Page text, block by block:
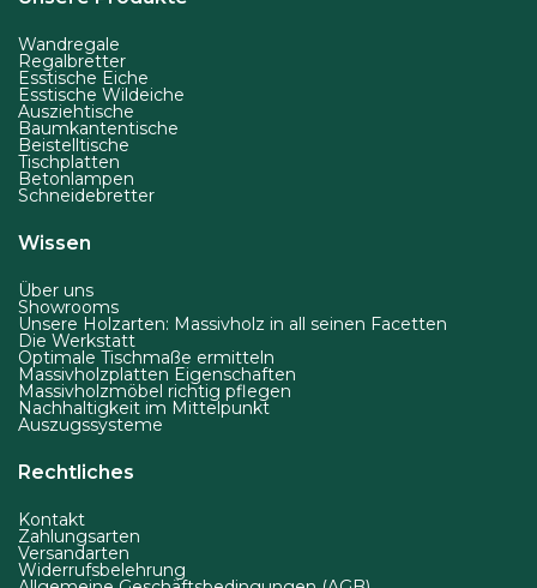
Wandregale
Regalbretter
Esstische Eiche
Esstische Wildeiche
Ausziehtische
Baumkantentische
Beistelltische
Tischplatten
Betonlampen
Schneidebretter
Wissen
Über uns
Showrooms
Unsere Holzarten: Massivholz in all seinen Facetten
Die Werkstatt
Optimale Tischmaße ermitteln
Massivholzplatten Eigenschaften
Massivholzmöbel richtig pflegen
Nachhaltigkeit im Mittelpunkt
Auszugssysteme
Rechtliches
Kontakt
Zahlungsarten
Versandarten
Widerrufsbelehrung